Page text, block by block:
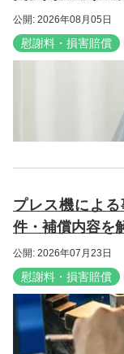
公開: 2026年08月05日
慰謝料・損害賠償
プレス機によ
件・補償内容を
公開: 2026年07月23日
慰謝料・損害賠償